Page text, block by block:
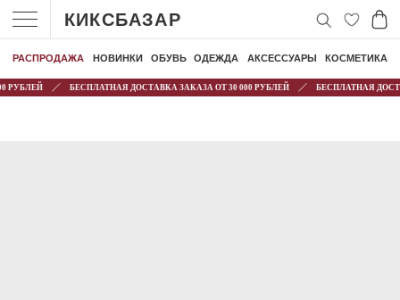
БЕСПЛАТНАЯ ДОСТАВКА ЗАКАЗА ОТ 30 000 РУБЛЕЙ БЕСПЛАТНАЯ
НОВИНКИ
РАСПРОДАЖА ОБУВЬ ОДЕЖДА АКСЕССУАРЫ КОСМЕТИКА
КИКСБАЗАР